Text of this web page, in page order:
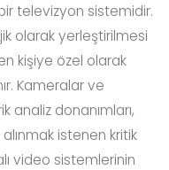
televizyon sistemidir.
olarak yerleştirilmesi
kişiye özel olarak
Kameralar ve
analiz donanımları,
istenen kritik
video sistemlerinin